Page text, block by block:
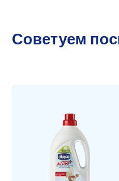
Советуем